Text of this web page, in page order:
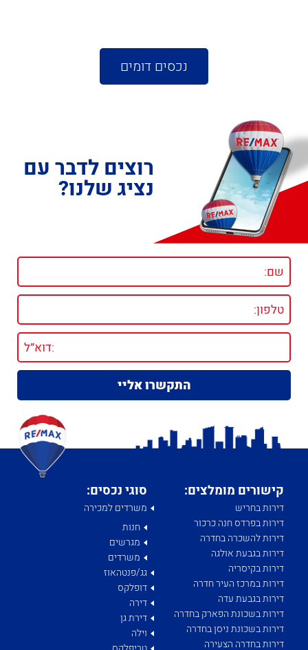
נכסים דומים
רוצים לדבר עם
נציג שלנו?
קישורים מומלצים:
דירות בחריש
דירות בפרדס חנה כרכור
דירות להשכרה בחדרה
דירות בגבעת אולגה
דירות בקיסריה
דירות במרכז העיר חדרה
דירות בגבעת עדה
דירות בשכונת הפארק בחדרה
דירות בשכונת ניסן בחדרה
דירות בחדרה הצעירה
סוגי נכסים:
משרדים למכירה
חנות
מגרשים
משרדים
גג/פנטהאוז
דופלקס
דירה
דירת גן
וילה